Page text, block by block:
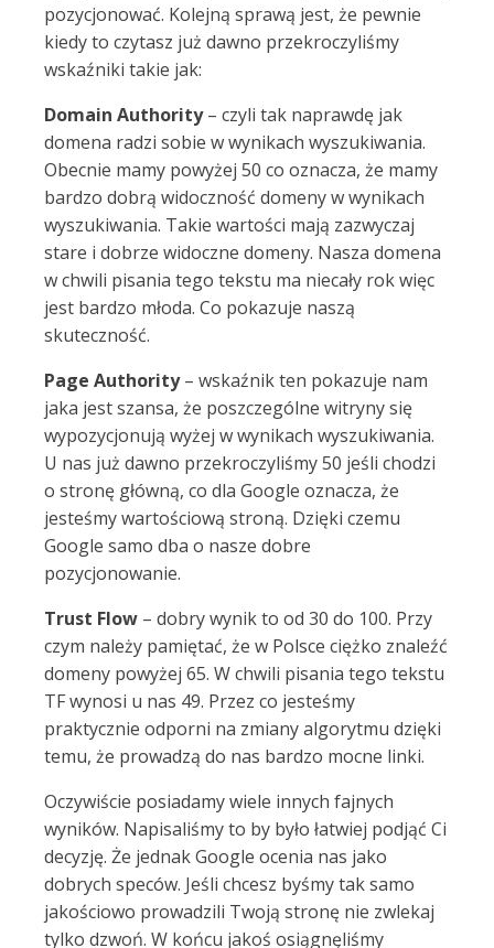
pozycjonować. Kolejną sprawą jest, że pewnie
kiedy to czytasz już dawno przekroczyliśmy
wskaźniki takie jak:
Domain Authority– czyli tak naprawdę jak
domena radzi sobie w wynikach wyszukiwania.
Obecnie mamy powyżej 50 co oznacza, że mamy
bardzo dobrą widoczność domeny w wynikach
wyszukiwania. Takie wartości mają zazwyczaj
stare i dobrze widoczne domeny. Nasza domena
w chwili pisania tego tekstu ma niecały rok więc
jest bardzo młoda. Co pokazuje naszą
skuteczność.
Page Authority– wskaźnik ten pokazuje nam
jaka jest szansa, że poszczególne witryny się
wypozycjonują wyżej w wynikach wyszukiwania.
U nas już dawno przekroczyliśmy 50 jeśli chodzi
o stronę główną, co dla Google oznacza, że
jesteśmy wartościową stroną. Dzięki czemu
Google samo dba o nasze dobre
pozycjonowanie.
Trust Flow – dobry wynik to od 30 do 100. Przy
czym należy pamiętać, że w Polsce ciężko znaleźć
domeny powyżej 65. W chwili pisania tego tekstu
TF wynosi u nas 49. Przez co jesteśmy
praktycznie odporni na zmiany algorytmu dzięki
temu, że prowadzą do nas bardzo mocne linki.
Oczywiście posiadamy wiele innych fajnych
wyników. Napisaliśmy to by było łatwiej podjąć Ci
decyzję. Że jednak Google ocenia nas jako
dobrych speców. Jeśli chcesz byśmy tak samo
jakościowo prowadzili Twoją stronę nie zwlekaj
tylko dzwoń. W końcu jakoś osiągnęliśmy